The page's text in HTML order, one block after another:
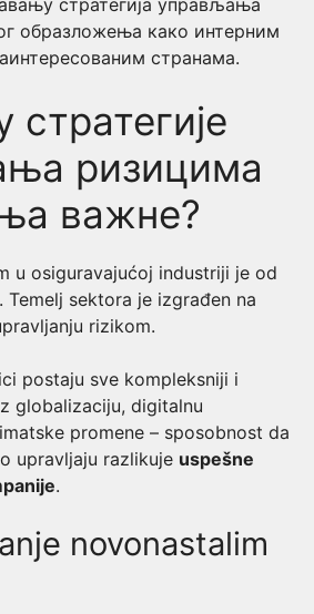
стратегија управљања
образложења како интерним
странама.
ризицима
важне?
u osiguravajućoj industriji je od
Temelj sektora je izgrađen na
rizikom.
postaju sve kompleksniji i
globalizaciju, digitalnu
promene – sposobnost da
upravljaju razlikuje uspešne
.
novonastalim